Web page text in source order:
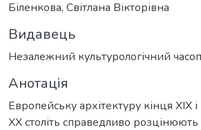
Біленкова, Світлана Вікторівна
Видавець
Незалежний культурологічний
Анотація
Европейську архітектуру кінця ХІХ
ХХ століть справедливо